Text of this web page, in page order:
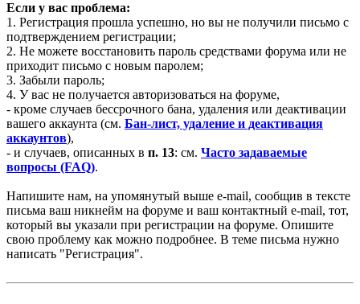
Если у вас проблема:
1. Регистрация прошла успешно, но вы не получили письмо с
подтверждением регистрации;
2. Не можете восстановить пароль средствами форума или не
приходит письмо с новым паролем;
3. Забыли пароль;
4. У вас не получается авторизоваться на форуме,
- кроме случаев бессрочного бана, удаления или деактивации
вашего аккаунта (см. Бан-лист, удаление и деактивация
аккаунтов),
- и случаев, описанных в п. 13: см. Часто задаваемые
вопросы (FAQ).
Напишите нам, на упомянутый выше e-mail, сообщив в тексте
письма ваш никнейм на форуме и ваш контактный e-mail, тот,
который вы указали при регистрации на форуме. Опишите
свою проблему как можно подробнее. В теме письма нужно
написать "Регистрация".